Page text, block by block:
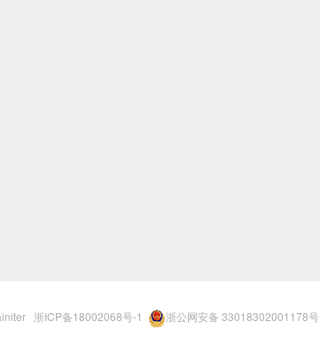
浙ICP备18002068号-1 浙公网安备 33018302001178号